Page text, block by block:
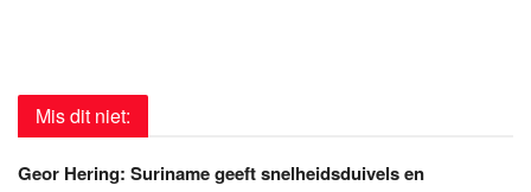
Mis dit niet:
Geor Hering: Suriname geeft snelheidsduivels en